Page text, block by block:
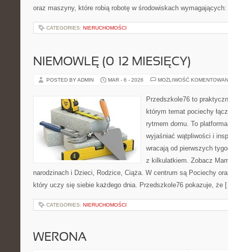
oraz maszyny, które robią robotę w środowiskach
CATEGORIES: NIERUCHOMOŚCI
NIEMOWLĘ (0–12 MIESIĘCY)
POSTED BY ADMIN MAR - 6 - 2026 MOŻLIWOŚĆ
Przedszkole76 to
którym temat pociechy
rytmem domu. To
wyjaśniać wątpliwości i
wracają od pierwszych
z kilkulatkiem. Zobacz
narodzinach i Dzieci, Rodzice, Ciąża. W centrum są Pociechy
który uczy się siebie każdego dnia. Przedszkole76 pokazuje, że
CATEGORIES: NIERUCHOMOŚCI
WERONA